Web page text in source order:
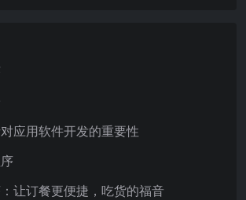
应用软件开发的重要性
让订餐更便捷，吃货的福音